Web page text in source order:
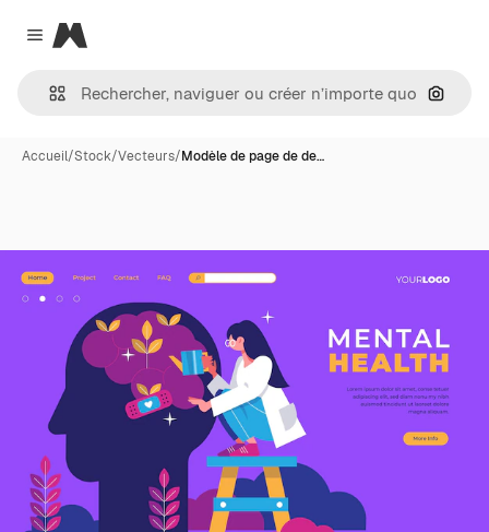
Close menu
Magnific
Accueil/Stock/Vecteurs/Modèle de page de de…